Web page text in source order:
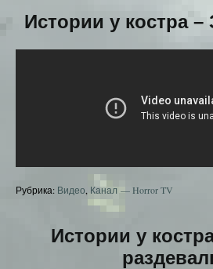
Истории у костра –
Рубрика: Видео Канал — Horror TV
Истории у